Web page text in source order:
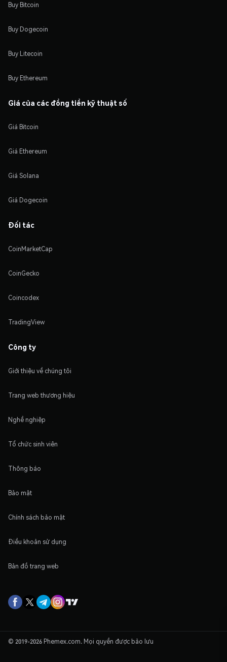
Buy Bitcoin
Buy Dogecoin
Buy Litecoin
Buy Ethereum
Giá của các đồng tiền kỹ thuật số
Giá Bitcoin
Giá Ethereum
Giá Solana
Giá Dogecoin
Đối tác
CoinMarketCap
CoinGecko
Coincodex
TradingView
Công ty
Giới thiệu về chúng tôi
Trang web thương hiệu
Nghề nghiệp
Tổ chức sinh viên
Thông báo
Bảo mật
Chính sách bảo mật
Điều khoản sử dụng
Bản đồ trang web
© 2019-2026 Phemex.com. Mọi quyền được bảo lưu